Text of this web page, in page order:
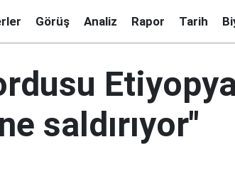
Görüş Analiz Rapor Tarih
saldırıyor"